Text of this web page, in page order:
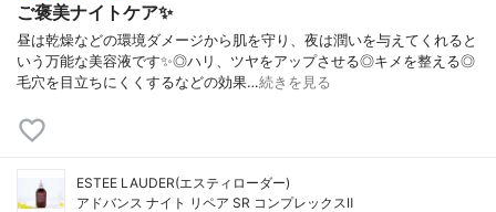
ご褒美ナイトケア✨
昼は乾燥などの環境ダメージから肌を守り、夜は潤いを与えてくれると
いう万能な美容液です✨◎ハリ、ツヤをアップさせる◎キメを整える◎
毛穴を目立ちにくくするなどの効果…続きを見る
ESTEE LAUDER(エスティローダー)
アドバンス ナイト リペア SR コンプレックスⅡ